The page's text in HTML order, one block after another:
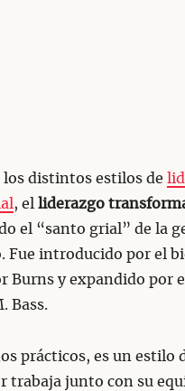
los distintos estilos de
, el liderazgo
el “santo grial” de la
Fue introducido por el
Burns y expandido por
Bass.
prácticos, es un estilo
trabaja junto con su